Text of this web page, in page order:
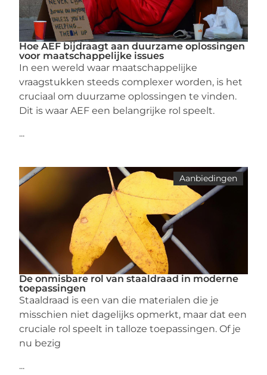
Hoe AEF bijdraagt aan duurzame oplossingen
voor maatschappelijke issues
In een wereld waar maatschappelijke
vraagstukken steeds complexer worden, is het
cruciaal om duurzame oplossingen te vinden.
Dit is waar AEF een belangrijke rol speelt.
...
Aanbiedingen
De onmisbare rol van staaldraad in moderne
toepassingen
Staaldraad is een van die materialen die je
misschien niet dagelijks opmerkt, maar dat een
cruciale rol speelt in talloze toepassingen. Of je
nu bezig
...